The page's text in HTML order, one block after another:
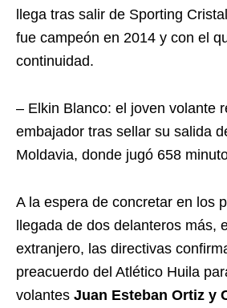
llega tras salir de Sporting
fue campeón en 2014 y con el
continuidad.
– Elkin Blanco: el joven volante
embajador tras sellar su salida
Moldavia, donde jugó 658
A la espera de concretar en los
llegada de dos delanteros más,
extranjero, las directivas
preacuerdo del Atlético Huila
volantes Juan Esteban Ortiz y